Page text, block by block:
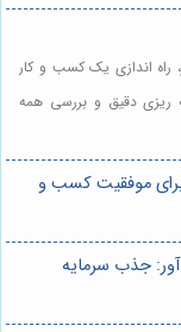
راه اندازی یک کسب و کار
ریزی دقیق و بررسی همه
موفقیت کسب و
جذب سرمایه